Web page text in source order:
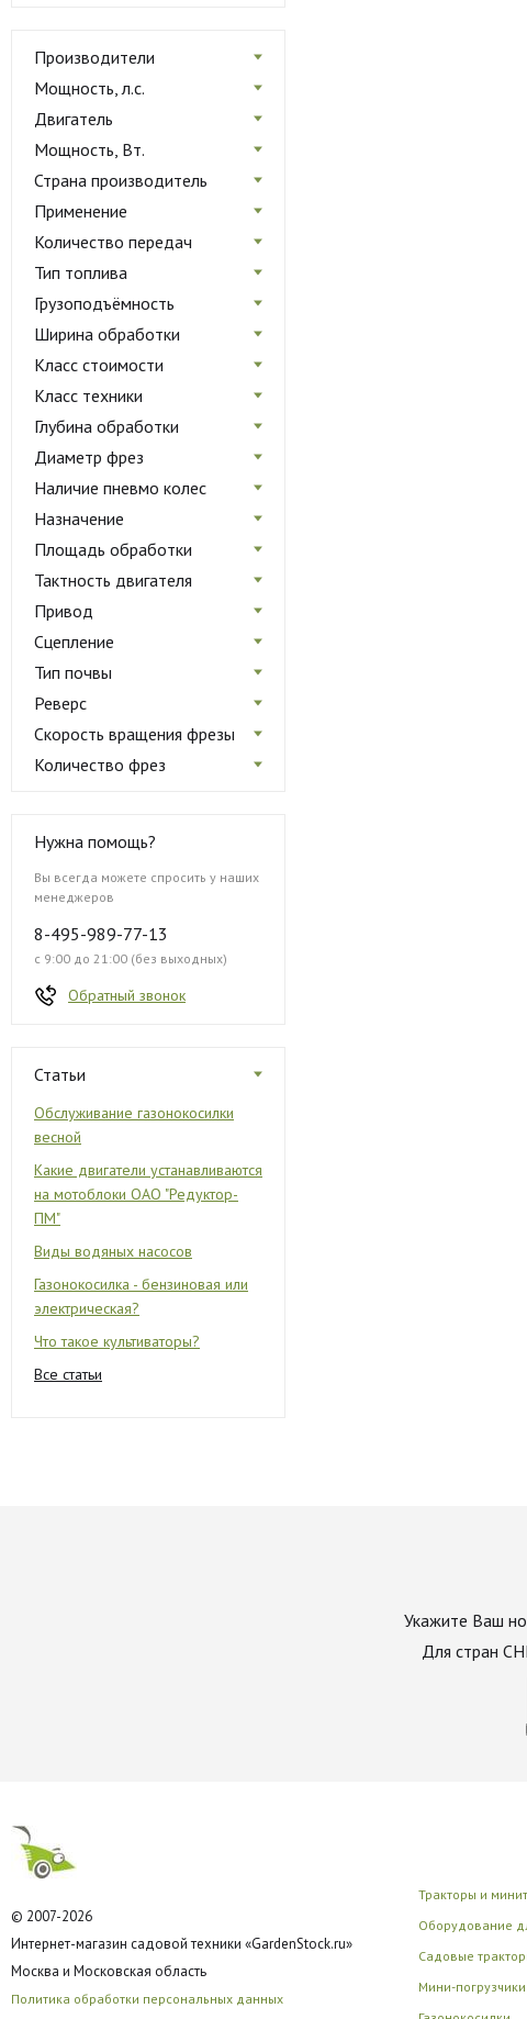
Производители
Мощность, л.с.
Двигатель
Мощность, Вт.
Страна производитель
Применение
Количество передач
Тип топлива
Грузоподъёмность
Ширина обработки
Класс стоимости
Класс техники
Глубина обработки
Диаметр фрез
Наличие пневмо колес
Назначение
Площадь обработки
Тактность двигателя
Привод
Сцепление
Тип почвы
Реверс
Скорость вращения фрезы
Количество фрез
Нужна помощь?
Вы всегда можете спросить у наших
менеджеров
8-495-989-77-13
с 9:00 до 21:00 (без выходных)
Обратный звонок
Статьи
Обслуживание газонокосилки
весной
Какие двигатели устанавливаются
на мотоблоки ОАО "Редуктор-
ПМ"
Виды водяных насосов
Газонокосилка - бензиновая или
электрическая?
Что такое культиваторы?
Все статьи
Укажите Ваш
Для стран
© 2007-2026
Интернет-магазин садовой техники «GardenStock.ru»
Москва и Московская область
Политика обработки персональных данных
Тракторы и
Оборудование
Садовые
Мини-